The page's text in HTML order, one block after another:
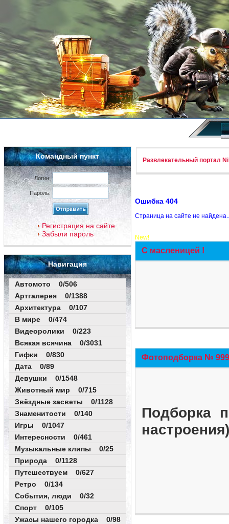
Командный пункт
Логин:
Пароль:
Регистрация на сайте
Забыли пароль
Навигация
Автомото 0/506
Артгалерея 0/1388
Архитектура 0/107
В мире 0/474
Видеоролики 0/223
Всякая всячина 0/3031
Гифки 0/830
Дата 0/89
Девушки 0/1548
Животный мир 0/715
Звёздные засветы 0/1128
Знаменитости 0/140
Игры 0/1047
Интересности 0/461
Музыкальные клипы 0/25
Природа 0/1128
Путешествуем 0/627
Ретро 0/134
События, люди 0/32
Спорт 0/105
Ужасы нашего городка 0/98
Развлекательный портал
Ошибка 404
Страница на сайте не
New!
С масленицей !
Фотоподборка №
Подборка